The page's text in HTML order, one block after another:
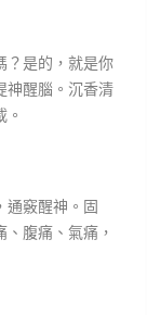
？是的，就是你
神醒腦。沉香清
通竅醒神。固
腹痛、氣痛，